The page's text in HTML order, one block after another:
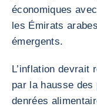
économiques
les Émirats
émergents.
L’inflation devrait
par la hausse
denrées